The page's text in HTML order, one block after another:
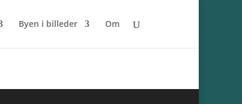
Byen i billeder Om